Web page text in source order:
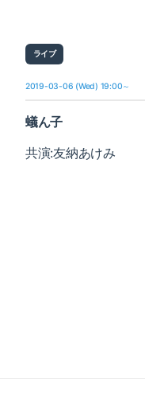
ライブ
2019-03-06 (Wed) 19:00～
蟻ん子
共演:友納あけみ